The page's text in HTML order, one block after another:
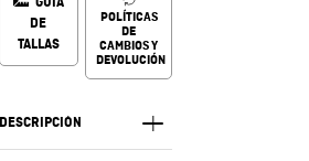
DE
TALLAS
POLÍTICAS
DE
CAMBIOS Y
DEVOLUCIÓN
DESCRIPCIÓN